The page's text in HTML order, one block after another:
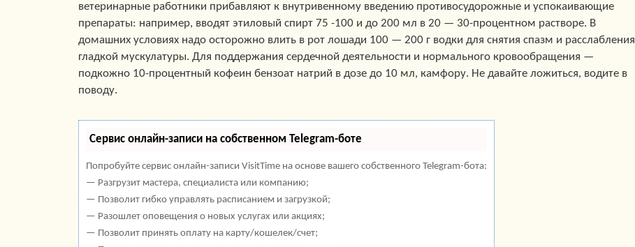
ветеринарные работники прибавляют к внутривенному введению противосудорожные и успокаивающие
препараты: например, вводят этиловый спирт 75 -100 и до 200 мл в 20 — 30-процентном растворе. В
домашних условиях надо осторожно влить в рот лошади 100 — 200 г водки для снятия спазм и расслабления
гладкой мускулатуры. Для поддержания сердечной деятельности и нормального кровообращения —
подкожно 10-процентный кофеин бензоат натрий в дозе до 10 мл, камфору. Не давайте ложиться, водите в
поводу.
Сервис онлайн-записи на собственном Telegram-боте
Попробуйте сервис онлайн-записи VisitTime на основе вашего собственного Telegram-бота:
— Разгрузит мастера, специалиста или компанию;
— Позволит гибко управлять расписанием и загрузкой;
— Разошлет оповещения о новых услугах или акциях;
— Позволит принять оплату на карту/кошелек/счет;